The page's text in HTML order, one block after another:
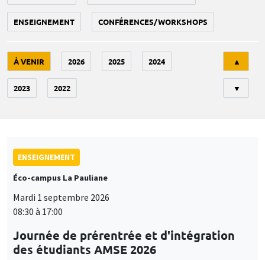
ENSEIGNEMENT CONFÉRENCES/WORKSHOPS
À VENIR 2026 2025 2024
2023 2022
▲
▼
ENSEIGNEMENT
Éco-campus La Pauliane
Mardi 1 septembre 2026
08:30 à 17:00
Journée de prérentrée et d'intégration
des étudiants AMSE 2026